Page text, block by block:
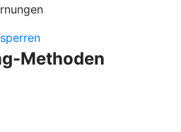
Methoden